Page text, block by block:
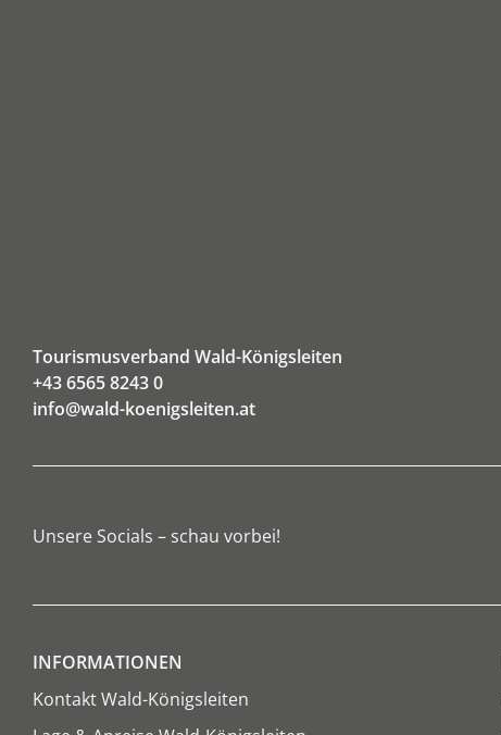
Tourismusverband Wald-Königsleiten
+43 6565 8243 0
info@wald-koenigsleiten.at
Unsere Socials – schau vorbei!
INFORMATIONEN
Kontakt Wald-Königsleiten